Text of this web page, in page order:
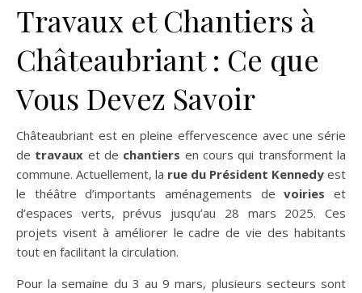
Travaux et Chantiers à
Châteaubriant : Ce que
Vous Devez Savoir
Châteaubriant est en pleine effervescence avec une série
de travaux et de chantiers en cours qui transforment la
commune. Actuellement, la rue du Président Kennedy est
le théâtre d’importants aménagements devoiries et
d’espaces verts, prévus jusqu’au 28 mars 2025. Ces
projets visent à améliorer le cadre de vie des habitants
tout en facilitant la circulation.
Pour la semaine du 3 au 9 mars, plusieurs secteurs sont